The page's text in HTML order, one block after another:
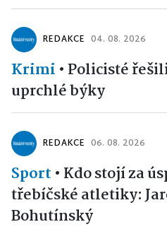
REDAKCE 04. 08. 2026
Krimi • Policisté
uprchlé býky
REDAKCE 06. 08. 2026
Sport • Kdo stojí za
třebíčské atletiky:
Bohutínský